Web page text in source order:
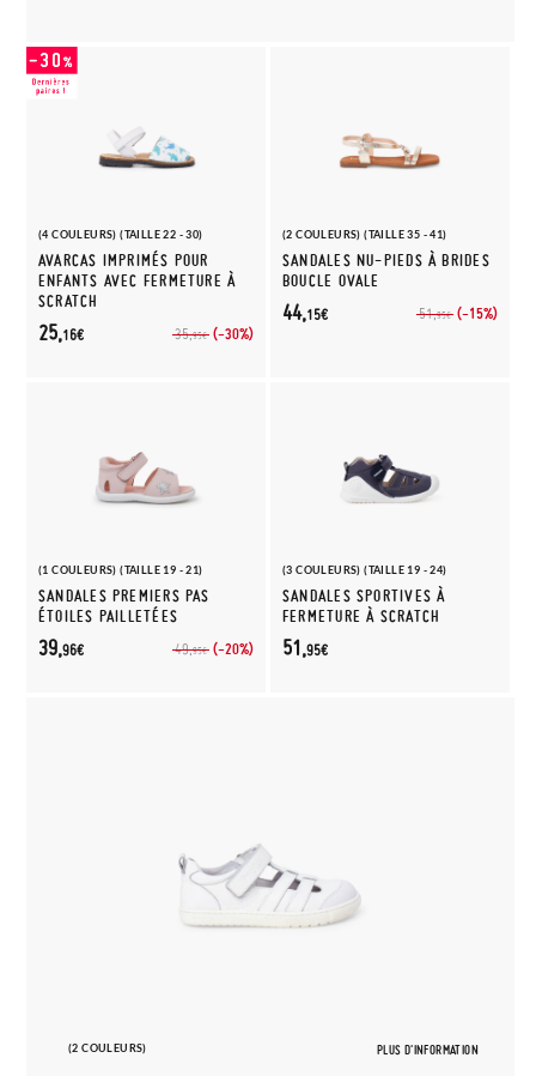
(4 COULEURS) (TAILLE 22 - 30)
AVARCAS IMPRIMÉS POUR
ENFANTS AVEC FERMETURE À
SCRATCH
35,95€ (-30%)
25,16€
(2 COULEURS) (TAILLE 35 - 41)
SANDALES NU-PIEDS À BRIDES
BOUCLE OVALE
51,95€ (-15%)
44,15€
(1 COULEURS) (TAILLE 19 - 21)
SANDALES PREMIERS PAS
ÉTOILES PAILLETÉES
49,95€ (-20%)
39,96€
(3 COULEURS) (TAILLE 19 - 24)
SANDALES SPORTIVES À
FERMETURE À SCRATCH
51,95€
(2 COULEURS) PLUS D'INFORMATION